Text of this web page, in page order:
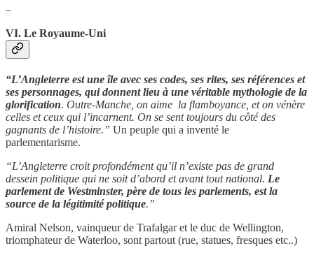
VI. Le Royaume-Uni
“L’Angleterre est une île avec ses codes, ses rites, ses références et
ses personnages, qui donnent lieu à une véritable mythologie de la
glorification. Outre-Manche, on aime la flamboyance, et on vénère
celles et ceux qui l’incarnent. On se sent toujours du côté des
gagnants de l’histoire.” Un peuple qui a inventé le
parlementarisme.
“L’Angleterre croit profondément qu’il n’existe pas de grand
dessein politique qui ne soit d’abord et avant tout national. Le
parlement de Westminster, père de tous les parlements, est la
source de la légitimité politique.”
Amiral Nelson, vainqueur de Trafalgar et le duc de Wellington,
triomphateur de Waterloo, sont partout (rue, statues, fresques etc..)